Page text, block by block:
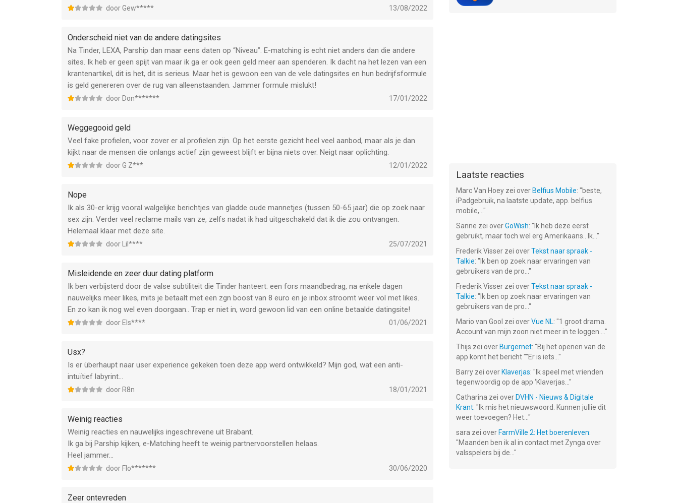
door Gew***** 13/08/2022
Onderscheid niet van de andere datingsites
Na Tinder, LEXA, Parship dan maar eens daten op “Niveau”. E-matching is echt niet anders dan die andere
sites. Ik heb er geen spijt van maar ik ga er ook geen geld meer aan spenderen. Ik dacht na het lezen van een
krantenartikel, dit is het, dit is serieus. Maar het is gewoon een van de vele datingsites en hun bedrijfsformule
is geld genereren over de rug van alleenstaanden. Jammer formule mislukt!
door Don******* 17/01/2022
Weggegooid geld
Veel fake profielen, voor zover er al profielen zijn. Op het eerste gezicht heel veel aanbod, maar als je dan
kijkt naar de mensen die onlangs actief zijn geweest blijft er bijna niets over. Neigt naar oplichting.
door G Z*** 12/01/2022
Nope
Ik als 30-er krijg vooral walgelijke berichtjes van gladde oude mannetjes (tussen 50-65 jaar) die op zoek naar
sex zijn. Verder veel reclame mails van ze, zelfs nadat ik had uitgeschakeld dat ik die zou ontvangen.
Helemaal klaar met deze site.
door Lil**** 25/07/2021
Misleidende en zeer duur dating platform
Ik ben verbijsterd door de valse subtiliteit die Tinder hanteert: een fors maandbedrag, na enkele dagen
nauwelijks meer likes, mits je betaalt met een zgn boost van 8 euro en je inbox stroomt weer vol met likes.
En zo kan ik nog wel even doorgaan.. Trap er niet in, word gewoon lid van een online betaalde datingsite!
door Els**** 01/06/2021
Usx?
Is er überhaupt naar user experience gekeken toen deze app werd ontwikkeld? Mijn god, wat een anti-
intuïtief labyrint...
door R8n 18/01/2021
Weinig reacties
Weinig reacties en nauwelijks ingeschrevene uit Brabant.
Ik ga bij Parship kijken, e-Matching heeft te weinig partnervoorstellen helaas.
Heel jammer...
door Flo******* 30/06/2020
Zeer ontevreden
Laatste reacties
Marc Van Hoey zei over Belfius Mobile: "beste,
iPadgebruik, na laatste update, app. belfius
mobile,... "
Sanne zei overGoWish: " Ik heb deze eerst
gebruikt, maar toch wel erg Amerikaans.. Ik... "
Frederik Visser zei overTekst naar spraak -
Talkie: " Ik ben op zoek naar ervaringen van
gebruikers van de pro... "
Frederik Visser zei overTekst naar spraak -
Talkie: " Ik ben op zoek naar ervaringen van
gebruikers van de pro... "
Mario van Gool zei overVue NL: "1 groot drama.
Account van mijn zoon niet meer in te loggen.... "
Thijs zei over Burgernet: "Bij het openen van de
app komt het bericht ""Er is iets... "
Barry zei over Klaverjas: " Ik speel met vrienden
tegenwoordig op de app ‘Klaverjas... "
Catharina zei over DVHN - Nieuws & Digitale
Krant: " Ik mis het nieuwswoord. Kunnen jullie dit
weer toevoegen? Het... "
sara zei over FarmVille 2: Het boerenleven:
"Maanden ben ik al in contact met Zynga over
valsspelers bij de... "